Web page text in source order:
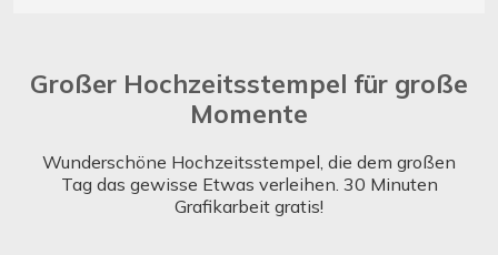
Großer Hochzeitsstempel für große
Momente
Wunderschöne Hochzeitsstempel, die dem großen
Tag das gewisse Etwas verleihen. 30 Minuten
Grafikarbeit gratis!